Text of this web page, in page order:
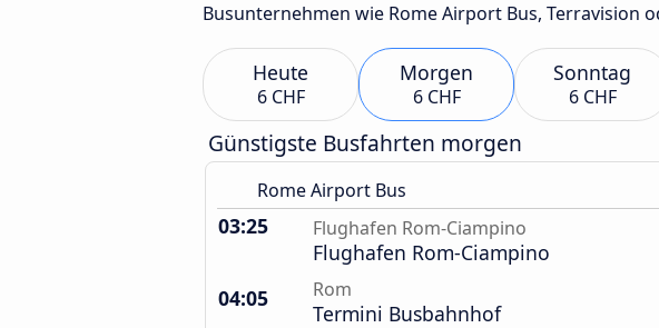
Busunternehmen wie Rome Airport Bus, Terravision
Heute
6 CHF
Morgen
6 CHF
Sonntag
6 CHF
Günstigste Busfahrten morgen
Rome Airport Bus
03:25 Flughafen Rom-Ciampino
Flughafen Rom-Ciampino
04:05
Rom
Termini Busbahnhof